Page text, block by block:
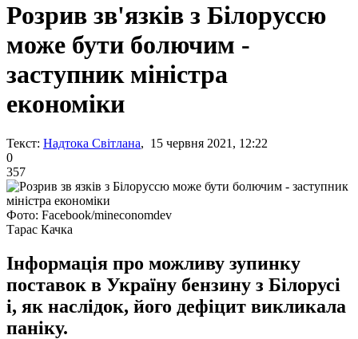
Розрив зв'язків з Білоруссю
може бути болючим -
заступник міністра
економіки
Текст: Надтока Світлана, 15 червня 2021, 12:22
0
357
Фото: Facebook/mineconomdev
Тарас Качка
Інформація про можливу зупинку
поставок в Україну бензину з Білорусі
і, як наслідок, його дефіцит викликала
паніку.